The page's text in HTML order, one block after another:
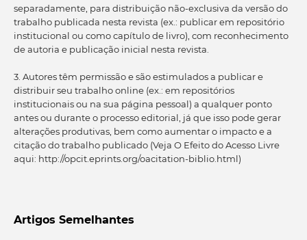
separadamente, para distribuição não-exclusiva da versão do
trabalho publicada nesta revista (ex.: publicar em repositório
institucional ou como capítulo de livro), com reconhecimento
de autoria e publicação inicial nesta revista.
3. Autores têm permissão e são estimulados a publicar e
distribuir seu trabalho online (ex.: em repositórios
institucionais ou na sua página pessoal) a qualquer ponto
antes ou durante o processo editorial, já que isso pode gerar
alterações produtivas, bem como aumentar o impacto e a
citação do trabalho publicado (Veja O Efeito do Acesso Livre
aqui: http://opcit.eprints.org/oacitation-biblio.html)
Artigos Semelhantes